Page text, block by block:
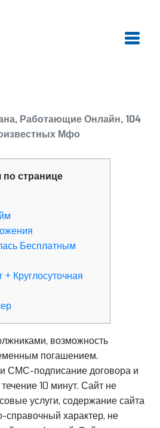
Работающие Онлайн, 104
Мфо
по странице
Бесплатным
Круглосуточная
возможность
погашением.
СМС-подписание договора и
10 минут. Сайт не
услуги, содержание сайта
характер, не